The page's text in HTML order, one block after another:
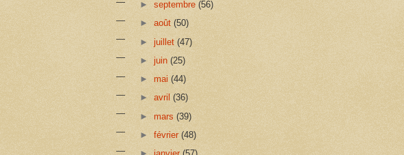
►septembre(56)
►août(50)
► juillet(47)
►juin(25)
►mai(44)
►avril(36)
►mars(39)
►février(48)